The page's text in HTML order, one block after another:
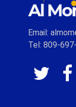
Email:
Tel: 809-